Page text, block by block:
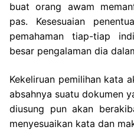
buat orang awam
pas. Kesesuaian
pemahaman tiap-tiap
besar pengalaman dia
Kekeliruan pemilihan kata
absahnya suatu dokumen
diusung pun akan
menyesuaikan kata dan